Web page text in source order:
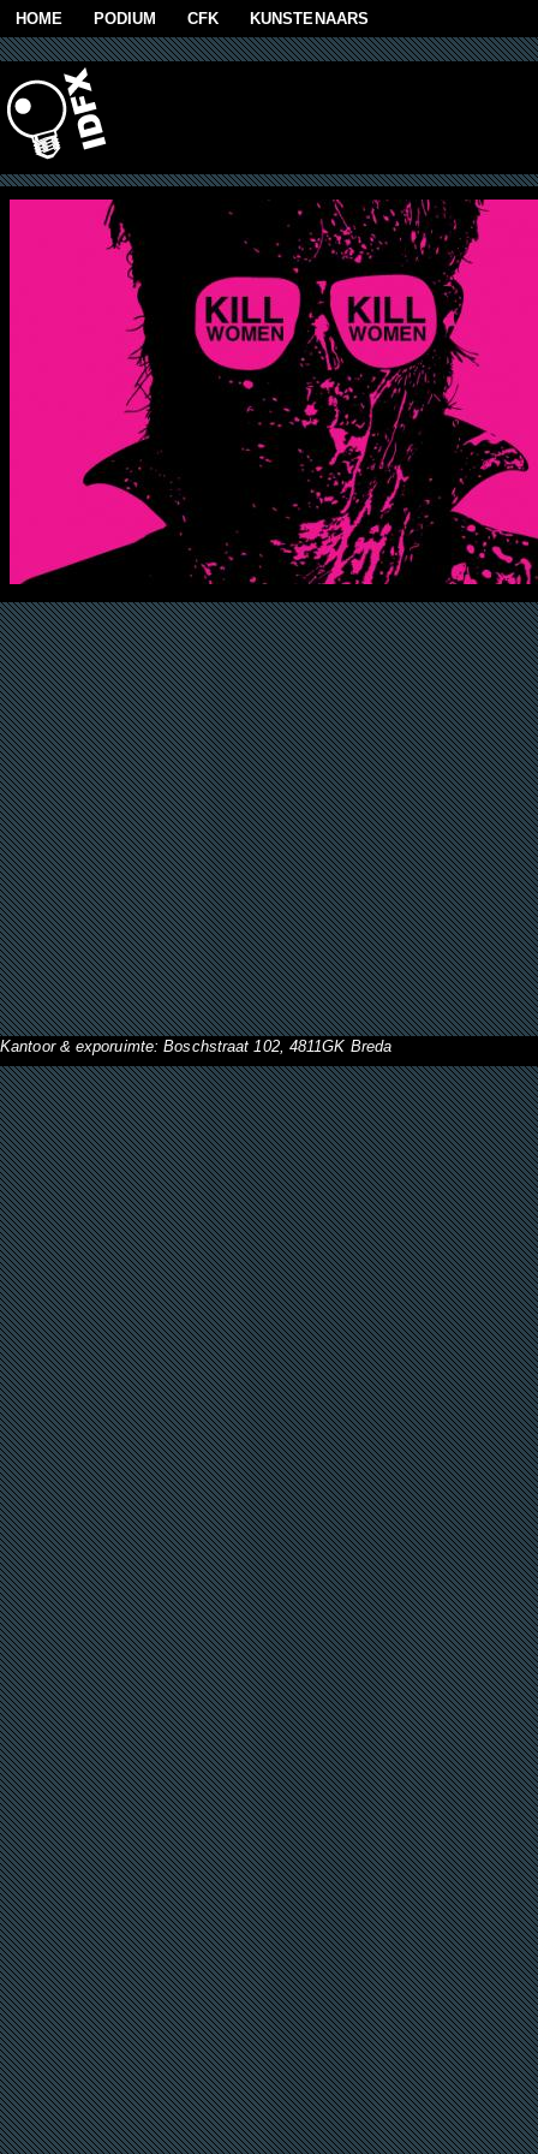
Skip to main content
HOME PODIUM CFK KUNSTENAARS
Kantoor & exporuimte: Boschstraat 102, 4811GK Breda